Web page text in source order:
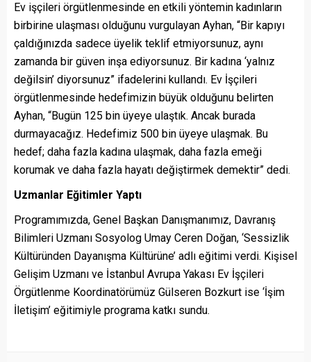
Ev işçileri örgütlenmesinde en etkili yöntemin kadınların
birbirine ulaşması olduğunu vurgulayan Ayhan, “Bir kapıyı
çaldığınızda sadece üyelik teklif etmiyorsunuz, aynı
zamanda bir güven inşa ediyorsunuz. Bir kadına ‘yalnız
değilsin’ diyorsunuz” ifadelerini kullandı. Ev İşçileri
örgütlenmesinde hedefimizin büyük olduğunu belirten
Ayhan, “Bugün 125 bin üyeye ulaştık. Ancak burada
durmayacağız. Hedefimiz 500 bin üyeye ulaşmak. Bu
hedef; daha fazla kadına ulaşmak, daha fazla emeği
korumak ve daha fazla hayatı değiştirmek demektir” dedi.
Uzmanlar Eğitimler Yaptı
Programımızda, Genel Başkan Danışmanımız, Davranış
Bilimleri Uzmanı Sosyolog Umay Ceren Doğan, ‘Sessizlik
Kültüründen Dayanışma Kültürüne’ adlı eğitimi verdi. Kişisel
Gelişim Uzmanı ve İstanbul Avrupa Yakası Ev İşçileri
Örgütlenme Koordinatörümüz Gülseren Bozkurt ise ‘İşim
İletişim’ eğitimiyle programa katkı sundu.